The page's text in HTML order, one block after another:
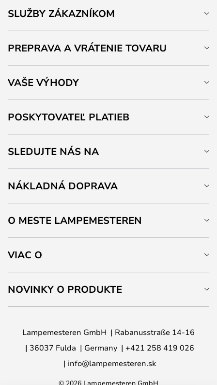
SLUŽBY ZÁKAZNÍKOM
PREPRAVA A VRÁTENIE TOVARU
VAŠE VÝHODY
POSKYTOVATEĽ PLATIEB
SLEDUJTE NÁS NA
NÁKLADNÁ DOPRAVA
O MESTE LAMPEMESTEREN
VIAC O
NOVINKY O PRODUKTE
Lampemesteren GmbH
Rabanusstraße 14-16
36037 Fulda
Germany
+421 258 419 026
info@lampemesteren.sk
© 2026 Lampemesteren GmbH